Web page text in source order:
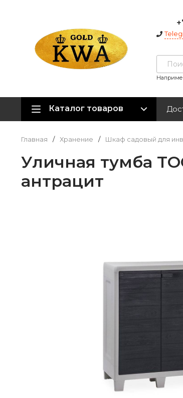
Каталог товаров
Главная / Хранение / Шкаф садовый для
Уличная тумба
антрацит